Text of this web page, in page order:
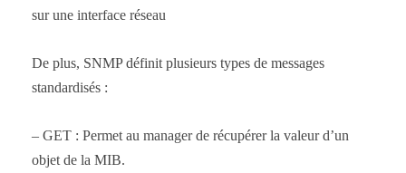
sur une interface réseau
De plus, SNMP définit plusieurs types de messages
standardisés :
– GET : Permet au manager de récupérer la valeur d’un
objet de la MIB.